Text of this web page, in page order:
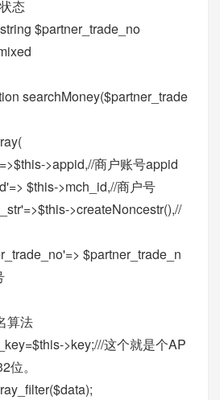
态
$partner_trade_no
searchMoney($partner_trade
>appid,//商户账号appid
$this->mch_id,//商户号
>createNoncestr(),//
$partner_trade_n
法
>key;///这个就是个AP
位。